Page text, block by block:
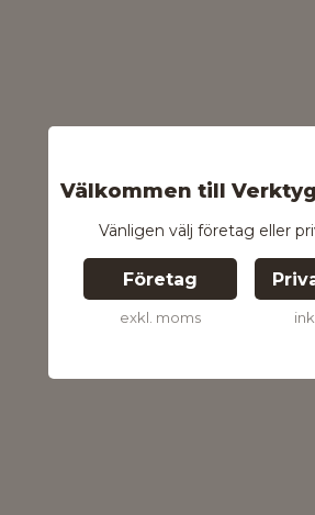
Välkommen till
Vänligen välj företag eller
Företag
exkl. moms